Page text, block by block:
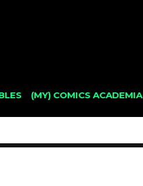
(MY) COMICS ACADEMIA